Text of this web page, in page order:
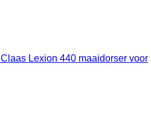
Claas Lexion 440 maaidorser voor